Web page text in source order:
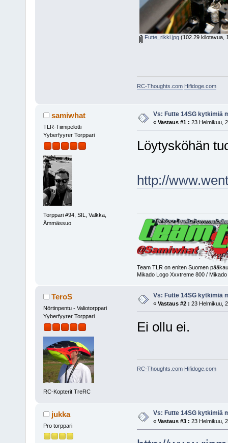
Futte_rikki.jpg(102.29 kilotavua,
RC-Thoughts.com Hifidoge.com
samiwhat
TLR-Tiimipelotti
Yyberfyyrer Torppari
Torppari #94, SIL, Valkka,
Ämmässuo
Vs: Futte 14SG kytkimiä
« Vastaus #1 : 23 Helmikuu,
Löytysköhän
http://
Team TLR on eniten Suomen
Mikado Logo Xxxtreme 800 /
TeroS
Nörtinpentu - Valiotorppari
Yyberfyyrer Torppari
RC-Kopterit TreRC
Vs: Futte 14SG kytkimiä
« Vastaus #2 : 23 Helmikuu,
Ei ollu ei.
RC-Thoughts.com Hifidoge.com
jukka
Pro torppari
Vs: Futte 14SG kytkimiä
« Vastaus #3 : 23 Helmikuu,